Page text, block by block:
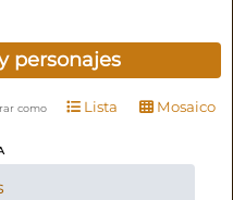
personajes
como Lista Mosaico